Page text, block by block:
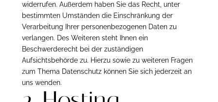
widerrufen. Außerdem haben Sie das Recht, unter
bestimmten Umständen die Einschränkung der
Verarbeitung Ihrer personenbezogenen Daten zu
verlangen. Des Weiteren steht Ihnen ein
Beschwerderecht bei der zuständigen
Aufsichtsbehörde zu. Hierzu sowie zu weiteren Fragen
zum Thema Datenschutz können Sie sich jederzeit an
uns wenden.